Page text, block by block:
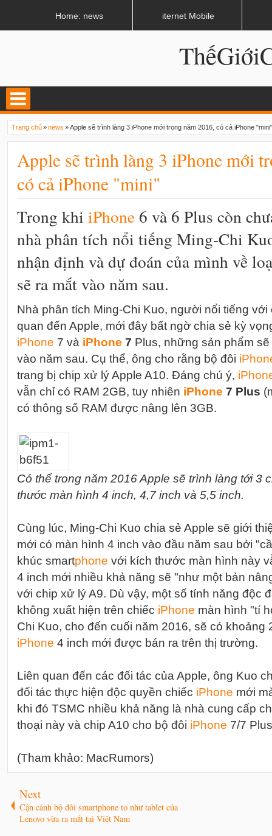
Trang chủ»news »Apple sẽ trình làng 3 iPhone mới trong năm 2016, có cả iPhone "mini"
Apple sẽ trình làng 3 iPhone mới
có cả iPhone "mini"
Trong khi iPhone 6 và 6 Plus còn
nhà phân tích nổi tiếng Ming-Chi
nhận định và dự đoán của mình về
sẽ ra mắt vào năm sau.
Nhà phân tích Ming-Chi Kuo, người nổi tiếng với
quan đến Apple, mới đây bất ngờ chia sẻ kỳ
iPhone 7 và iPhone 7 Plus, những sản phẩm
vào năm sau. Cụ thể, ông cho rằng bộ đôi i
trang bị chip xử lý Apple A10. Đáng chú ý, i
vẫn chỉ có RAM 2GB, tuy nhiên iPhone 7 Plus
có thông số RAM được nâng lên 3GB.
Có thể trong năm 2016 Apple sẽ trình làng tới 3
thước màn hình 4 inch, 4,7 inch và 5,5 inch.
Cùng lúc, Ming-Chi Kuo chia sẻ Apple sẽ giới
mới có màn hình 4 inch vào đầu năm sau bởi
khúc smartphone với kích thước màn hình này
4 inch mới nhiều khả năng sẽ "như một bản
với chip xử lý A9. Dù vậy, một số tính năng độc
không xuất hiện trên chiếc iPhone màn hình "tí
Chi Kuo, cho đến cuối năm 2016, sẽ có khoảng
iPhone 4 inch mới được bán ra trên thị trường.
Liên quan đến các đối tác của Apple, ông Kuo
đối tác thực hiện độc quyền chiếc iPhone mới
khi đó TSMC nhiều khả năng là nhà cung cấp
thoại này và chip A10 cho bộ đôi iPhone 7/7
(Tham khảo: MacRumors)
Next
Cận cảnh bộ đôi smartphone to như tablet của
Lenovo vừa ra mắt tại Việt Nam
Home: news iternet Mobile